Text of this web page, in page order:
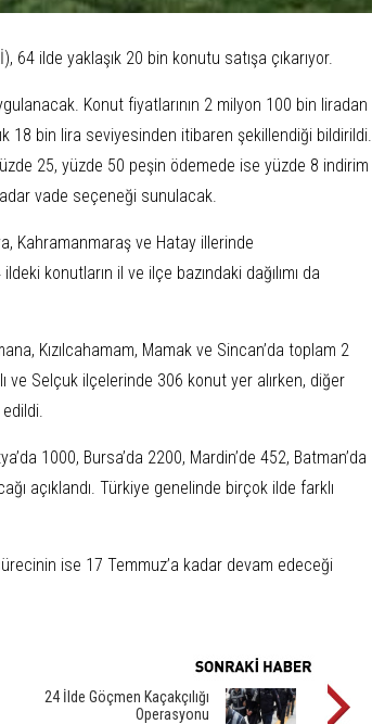
64 ilde yaklaşık 20 bin konutu satışa çıkarıyor.
Konut fiyatlarının 2 milyon 100 bin liradan
18 bin lira seviyesinden itibaren şekillendiği bildirildi.
25, yüzde 50 peşin ödemede ise yüzde 8 indirim
vade seçeneği sunulacak.
Kahramanmaraş ve Hatay illerinde
konutların il ve ilçe bazındaki dağılımı da
Kızılcahamam, Mamak ve Sincan’da toplam 2
ve Selçuk ilçelerinde 306 konut yer alırken, diğer
1000, Bursa’da 2200, Mardin’de 452, Batman’da
açıklandı. Türkiye genelinde birçok ilde farklı
ise 17 Temmuz’a kadar devam edeceği
24 İlde Göçmen Kaçakçılığı
Operasyonu